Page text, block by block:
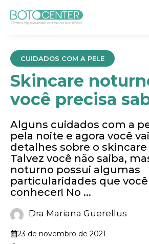
CUIDADOS COM A PELE
Skincare
você precisa
Alguns cuidados com a
pela noite e agora você
detalhes sobre o
Talvez você não saiba,
noturno possui algumas
particularidades que
conhecer! No ...
Dra Mariana Guerellus
23 de novembro de 2021